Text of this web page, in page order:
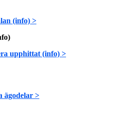
(info) >
upphittat (info) >
ägodelar >